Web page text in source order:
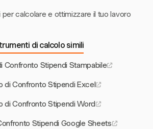
calcolare e ottimizzare il tuo lavoro
di calcolo simili
Confronto Stipendi Stampabile
di Confronto Stipendi Excel
di Confronto Stipendi Word
Stipendi Google Sheets